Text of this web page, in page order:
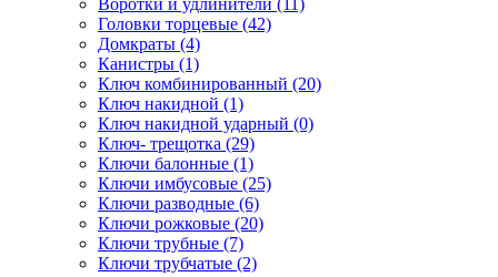
Воротки и удлинители (11)
Головки торцевые (42)
Домкраты (4)
Канистры (1)
Ключ комбинированный (20)
Ключ накидной (1)
Ключ накидной ударный (0)
Ключ- трещотка (29)
Ключи балонные (1)
Ключи имбусовые (25)
Ключи разводные (6)
Ключи рожковые (20)
Ключи трубные (7)
Ключи трубчатые (2)